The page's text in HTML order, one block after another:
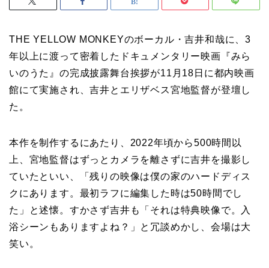
THE YELLOW MONKEYのボーカル・吉井和哉に、3
年以上に渡って密着したドキュメンタリー映画『みら
いのうた』の完成披露舞台挨拶が11月18日に都内映画
館にて実施され、吉井とエリザベス宮地監督が登壇し
た。
本作を制作するにあたり、2022年頃から500時間以
上、宮地監督はずっとカメラを離さずに吉井を撮影し
ていたといい、「残りの映像は僕の家のハードディス
クにあります。最初ラフに編集した時は50時間でし
た」と述懐。すかさず吉井も「それは特典映像で。入
浴シーンもありますよね？」と冗談めかし、会場は大
笑い。